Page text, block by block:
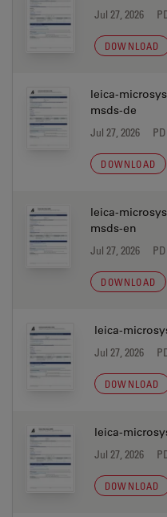
Jul 27, 2026
DOWNLOAD
leica-
msds-de
Jul 27, 2026
DOWNLOAD
leica-
msds-en
Jul 27, 2026
DOWNLOAD
leica-
Jul 27, 2026
DOWNLOAD
leica-
Jul 27, 2026
DOWNLOAD